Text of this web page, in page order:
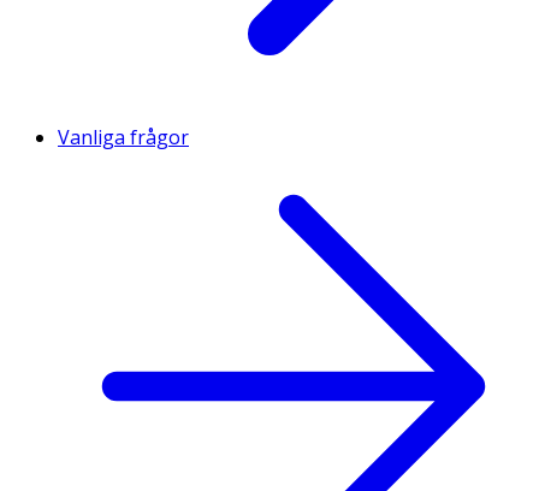
Vanliga frågor